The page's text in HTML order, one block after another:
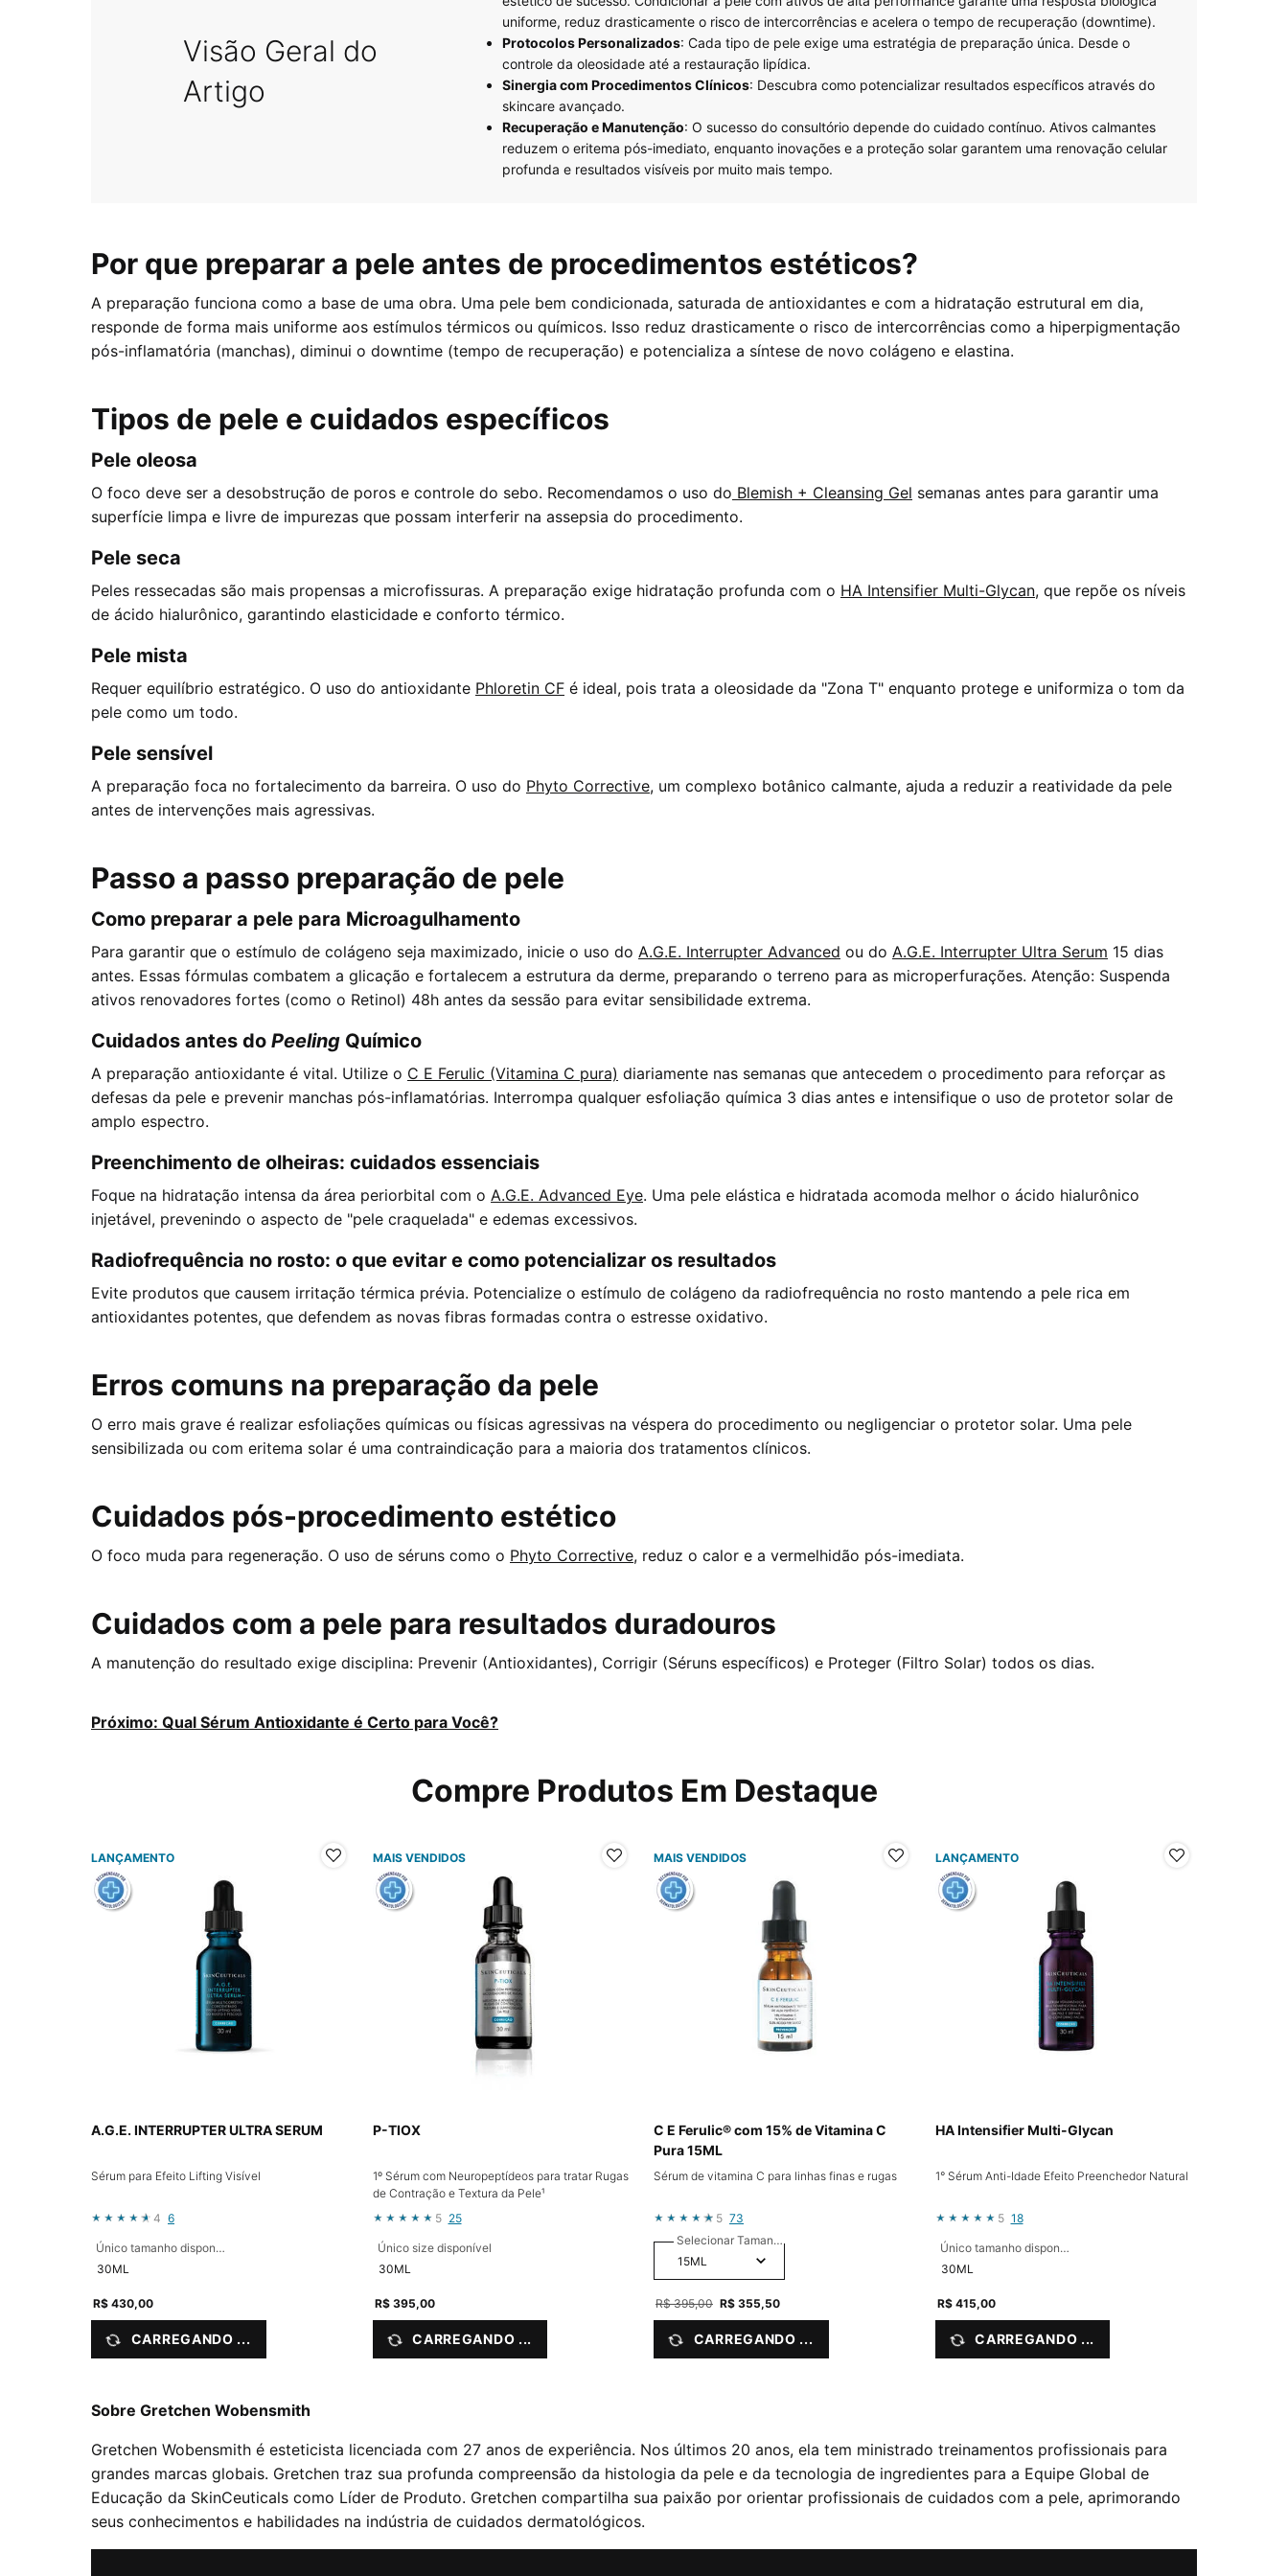
Visão Geral do
Artigo
uniforme, reduz drasticamente o risco de intercorrências e acelera o tempo de recuperação (downtime).
Protocolos Personalizados: Cada tipo de pele exige uma estratégia de preparação única. Desde o
controle da oleosidade até a restauração lipídica.
Sinergia com Procedimentos Clínicos: Descubra como potencializar resultados específicos através do
skincare avançado.
Recuperação e Manutenção: O sucesso do consultório depende do cuidado contínuo. Ativos calmantes
reduzem o eritema pós-imediato, enquanto inovações e a proteção solar garantem uma renovação celular
profunda e resultados visíveis por muito mais tempo.
Por que preparar a pele antes de procedimentos estéticos?
A preparação funciona como a base de uma obra. Uma pele bem condicionada, saturada de antioxidantes e com a hidratação estrutural em dia,
responde de forma mais uniforme aos estímulos térmicos ou químicos. Isso reduz drasticamente o risco de intercorrências como a hiperpigmentação
pós-inflamatória (manchas), diminui o downtime (tempo de recuperação) e potencializa a síntese de novo colágeno e elastina.
Tipos de pele e cuidados específicos
Pele oleosa
O foco deve ser a desobstrução de poros e controle do sebo. Recomendamos o uso do Blemish + Cleansing Gel semanas antes para garantir uma
superfície limpa e livre de impurezas que possam interferir na assepsia do procedimento.
Pele seca
Peles ressecadas são mais propensas a microfissuras. A preparação exige hidratação profunda com o HA Intensifier Multi-Glycan, que repõe os níveis
de ácido hialurônico, garantindo elasticidade e conforto térmico.
Pele mista
Requer equilíbrio estratégico. O uso do antioxidante Phloretin CF é ideal, pois trata a oleosidade da "Zona T" enquanto protege e uniformiza o tom da
pele como um todo.
Pele sensível
A preparação foca no fortalecimento da barreira. O uso do Phyto Corrective, um complexo botânico calmante, ajuda a reduzir a reatividade da pele
antes de intervenções mais agressivas.
Passo a passo preparação de pele
Como preparar a pele para Microagulhamento
Para garantir que o estímulo de colágeno seja maximizado, inicie o uso do A.G.E. Interrupter Advanced ou do A.G.E. Interrupter Ultra Serum 15 dias
antes. Essas fórmulas combatem a glicação e fortalecem a estrutura da derme, preparando o terreno para as microperfurações. Atenção: Suspenda
ativos renovadores fortes (como o Retinol) 48h antes da sessão para evitar sensibilidade extrema.
Cuidados antes do Peeling Químico
A preparação antioxidante é vital. Utilize o C E Ferulic (Vitamina C pura) diariamente nas semanas que antecedem o procedimento para reforçar as
defesas da pele e prevenir manchas pós-inflamatórias. Interrompa qualquer esfoliação química 3 dias antes e intensifique o uso de protetor solar de
amplo espectro.
Preenchimento de olheiras: cuidados essenciais
Foque na hidratação intensa da área periorbital com o A.G.E. Advanced Eye. Uma pele elástica e hidratada acomoda melhor o ácido hialurônico
injetável, prevenindo o aspecto de "pele craquelada" e edemas excessivos.
Radiofrequência no rosto: o que evitar e como potencializar os resultados
Evite produtos que causem irritação térmica prévia. Potencialize o estímulo de colágeno da radiofrequência no rosto mantendo a pele rica em
antioxidantes potentes, que defendem as novas fibras formadas contra o estresse oxidativo.
Erros comuns na preparação da pele
O erro mais grave é realizar esfoliações químicas ou físicas agressivas na véspera do procedimento ou negligenciar o protetor solar. Uma pele
sensibilizada ou com eritema solar é uma contraindicação para a maioria dos tratamentos clínicos.
Cuidados pós-procedimento estético
O foco muda para regeneração. O uso de séruns como o Phyto Corrective, reduz o calor e a vermelhidão pós-imediata.
Cuidados com a pele para resultados duradouros
A manutenção do resultado exige disciplina: Prevenir (Antioxidantes), Corrigir (Séruns específicos) e Proteger (Filtro Solar) todos os dias.
Próximo: Qual Sérum Antioxidante é Certo para Você?
Compre Produtos Em Destaque
LANÇAMENTO
A.G.E. INTERRUPTER ULTRA SERUM
Sérum para Efeito Lifting Visível
4 6
Único tamanho disponível
30ML
R$ 430,00
CARREGANDO ...
MAIS VENDIDOS
P-TIOX
1º Sérum com Neuropeptídeos para tratar Rugas
de Contração e Textura da Pele¹
5 25
Único size disponível
30ML
R$ 395,00
CARREGANDO ...
MAIS VENDIDOS
C E Ferulic® com 15% de Vitamina C
Pura 15ML
Sérum de vitamina C para linhas finas e rugas
5 73
Selecionar Tamanho
Old price
R$ 395,00 New price
R$ 355,50
CARREGANDO ...
LANÇAMENTO
HA Intensifier Multi-Glycan
1° Sérum Anti-Idade Efeito Preenchedor Natural
5 18
Único tamanho disponível
30ML
R$ 415,00
CARREGANDO ...
Sobre Gretchen Wobensmith
Gretchen Wobensmith é esteticista licenciada com 27 anos de experiência. Nos últimos 20 anos, ela tem ministrado treinamentos profissionais para
grandes marcas globais. Gretchen traz sua profunda compreensão da histologia da pele e da tecnologia de ingredientes para a Equipe Global de
Educação da SkinCeuticals como Líder de Produto. Gretchen compartilha sua paixão por orientar profissionais de cuidados com a pele, aprimorando
seus conhecimentos e habilidades na indústria de cuidados dermatológicos.